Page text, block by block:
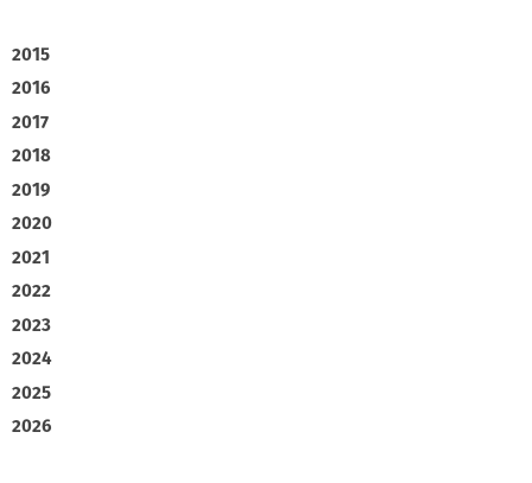
2015
2016
2017
2018
2019
2020
2021
2022
2023
2024
2025
2026